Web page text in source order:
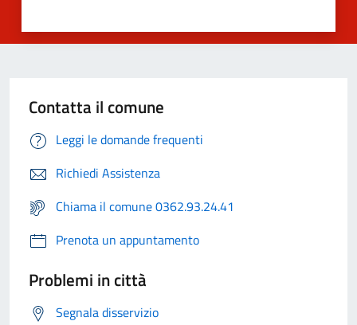
Contatta il comune
Leggi le domande frequenti
Richiedi Assistenza
Chiama il comune 0362.93.24.41
Prenota un appuntamento
Problemi in città
Segnala disservizio